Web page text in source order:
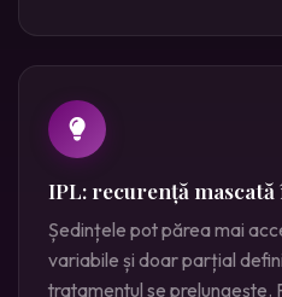
IPL: recurență
Ședințele pot părea mai
variabile și doar parțial
tratamentul se prelungește.